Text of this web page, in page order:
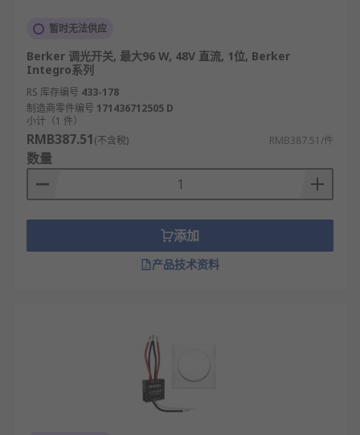
暂时无法供应
Berker 调光开关, 最大96 W, 48V 直流, 1位, Berker
Integro系列
RS 库存编号 433-178
制造商零件编号 171436712505 D
小计（1 件）
RMB387.51(不含税) RMB387.51/件
数量
添加
产品技术资料